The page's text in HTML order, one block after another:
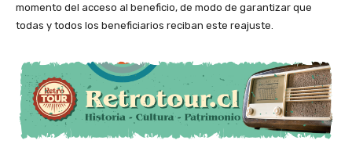
momento del acceso al beneficio, de modo de garantizar que
todas y todos los beneficiarios reciban este reajuste.